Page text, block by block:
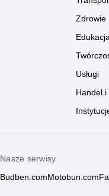
Zdrowie
Usługi
Handel
Nasze serwisy
Budben.com Motobun.com